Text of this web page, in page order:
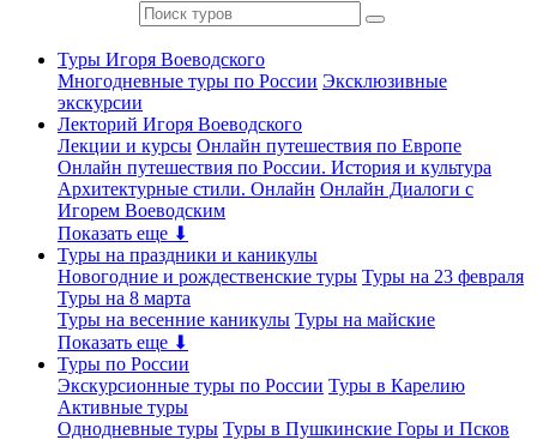
Туры Игоря Воеводского
Многодневные туры по России Эксклюзивные
экскурсии
Лекторий Игоря Воеводского
Лекции и курсы Онлайн путешествия по Европе
Онлайн путешествия по России. История и культура
Архитектурные стили. Онлайн Онлайн Диалоги с
Игорем Воеводским
Показать еще ⬇
Туры на праздники и каникулы
Новогодние и рождественские туры Туры на 23 февраля
Туры на 8 марта
Туры на весенние каникулы Туры на майские
Показать еще ⬇
Туры по России
Экскурсионные туры по России Туры в Карелию
Активные туры
Однодневные туры Туры в Пушкинские Горы и Псков